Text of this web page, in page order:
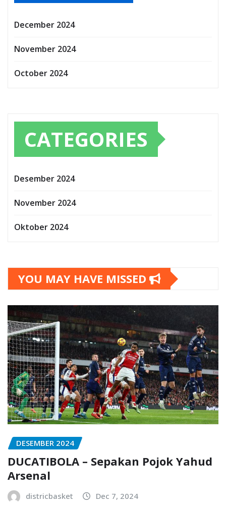
December 2024
November 2024
October 2024
CATEGORIES
Desember 2024
November 2024
Oktober 2024
YOU MAY HAVE MISSED
DESEMBER 2024
DUCATIBOLA – Sepakan Pojok Yahud
Arsenal
districbasket Dec 7, 2024